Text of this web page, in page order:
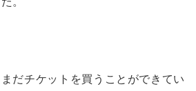
だチケットを買うことができてい